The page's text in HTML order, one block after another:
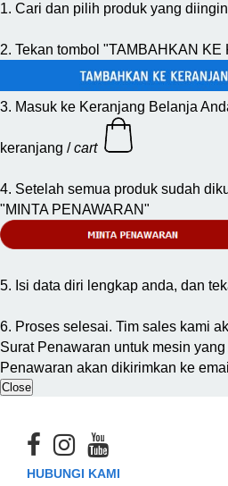
1. Cari dan pilih produk yang
2. Tekan tombol "TAMBAHKAN KE
3. Masuk ke Keranjang Belanja
keranjang /cart
4. Setelah semua produk sudah
"MINTA PENAWARAN"
5. Isi data diri lengkap anda, dan
6. Proses selesai. Tim sales kami
Surat Penawaran untuk mesin
Penawaran akan dikirimkan ke
Close
HUBUNGI KAMI